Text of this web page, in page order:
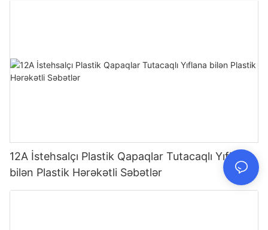
12A İstehsalçı Plastik Qapaqlar Tutacaqlı Yıflana
bilən Plastik Hərəkətli Səbətlər